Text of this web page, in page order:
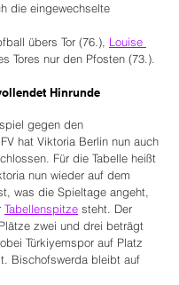
die eingewechselte
übers Tor (76.), Louise
Tores nur den Pfosten (73.).
Hinrunde
gegen den
hat Viktoria Berlin nun auch
Für die Tabelle heißt
nun wieder auf dem
was die Spieltage angeht,
Tabellenspitze steht. Der
zwei und drei beträgt
Türkiyemspor auf Platz
Bischofswerda bleibt auf